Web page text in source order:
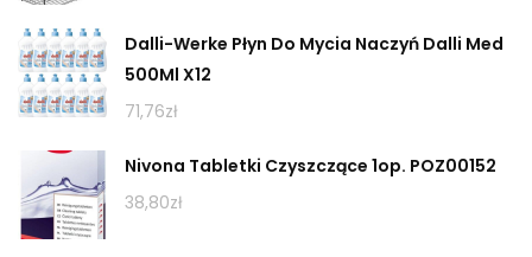
Dalli-Werke Płyn Do Mycia Naczyń Dalli Med
500Ml X12
71,76zł
Nivona Tabletki Czyszczące 1op. POZ00152
38,80zł